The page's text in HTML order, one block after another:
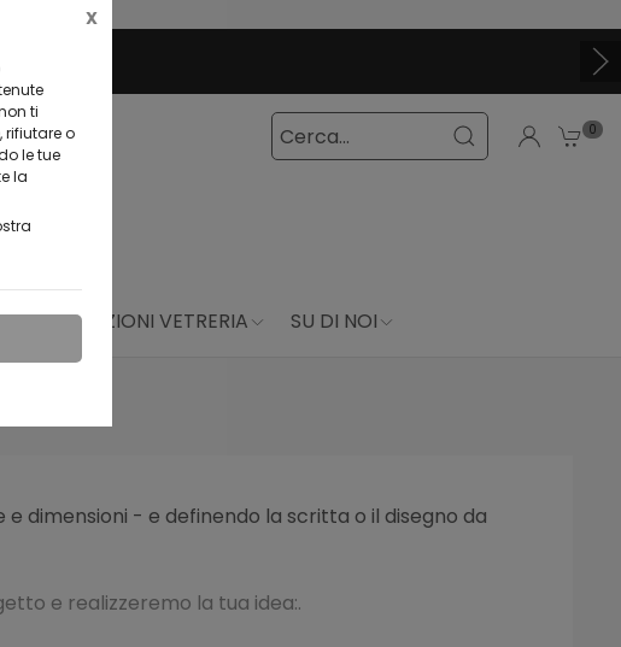
ti
rifiutare o
le tue
la
X
0
PRODUZIONI VETRERIA SU DI NOI
dimensioni - e definendo la scritta o il disegno da
e realizzeremo la tua idea:.